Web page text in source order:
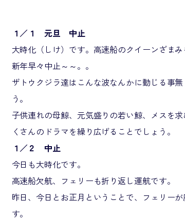
１／１ 元旦 中止
大時化（しけ）です。高速船のクイーンざまみ
新年早々中止～～。。
ザトウクジラ達はこんな波なんかに動じる事
う。
子供連れの母鯨、元気盛りの若い鯨、メスを
くさんのドラマを繰り広げることでしょう。
１／２ 中止
今日も大時化です。
高速船欠航、フェリーも折り返し運航です。
昨日、今日とお正月ということで、フェリー
す。